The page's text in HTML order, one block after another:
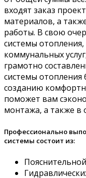
входят заказ
материалов, а
работы. В свою
системы
коммунальных
грамотно
системы отопления
созданию
поможет вам
монтажа, а также в
Профессионально
системы состоит из: